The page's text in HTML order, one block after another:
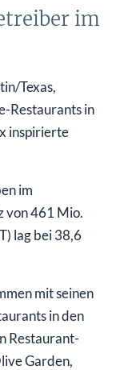
im
Texas,
Restaurants in
inspirierte
im
von 461 Mio.
lag bei 38,6
mit seinen
in den
Restaurant-
Garden,